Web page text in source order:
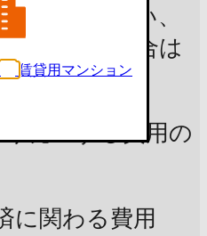
定していない、
消済みの場合は
発生する費用の
に関わる費用
賃貸用マンション